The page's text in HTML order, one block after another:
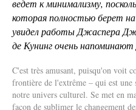
ведет к минимализму,
которая полностью берет на
увидел работы Джаспера
де Кунинг очень
C'est très amusant, puisqu'on voit
frontière de l'extrême – qui est une
notre univers culturel. Se met en
façon de sublimer le changement